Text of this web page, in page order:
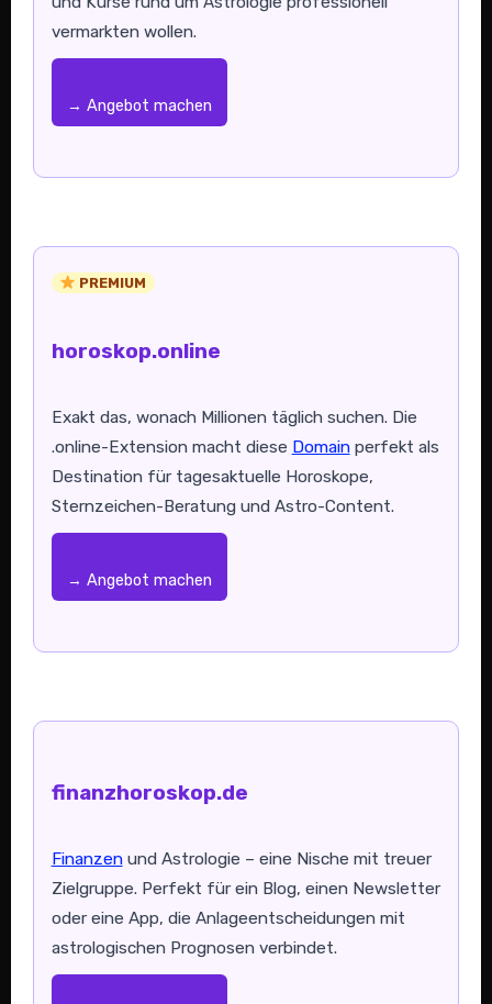
vermarkten wollen.
→ Angebot machen
PREMIUM
horoskop.online
Exakt das, wonach Millionen täglich suchen. Die
.online-Extension macht diese Domainperfekt als
Destination für tagesaktuelle Horoskope,
Sternzeichen-Beratung und Astro-Content.
→ Angebot machen
finanzhoroskop.de
Finanzenund Astrologie – eine Nische mit treuer
Zielgruppe. Perfekt für ein Blog, einen Newsletter
oder eine App, die Anlageentscheidungen mit
astrologischen Prognosen verbindet.